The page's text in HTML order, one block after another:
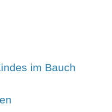
im Bauch